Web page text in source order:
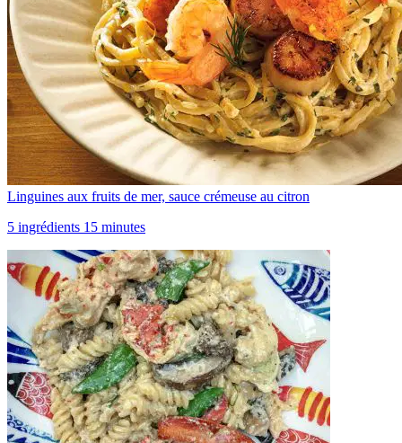
Linguines aux fruits de mer, sauce crémeuse au citron
5 ingrédients 15 minutes